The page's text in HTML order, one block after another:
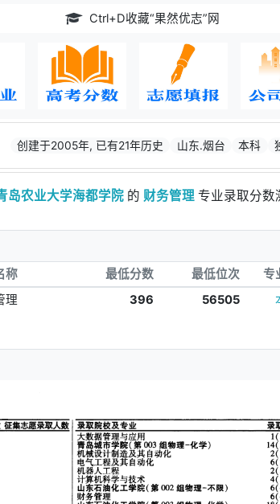
Ctrl+D收藏“果然优志”网
创建于2005年, 已有21年历史 山东.烟台 本科
岛农业大学海都学院 的 财务管理 专业录取分数
称 最低分数 最低位次 专
理 396 56505